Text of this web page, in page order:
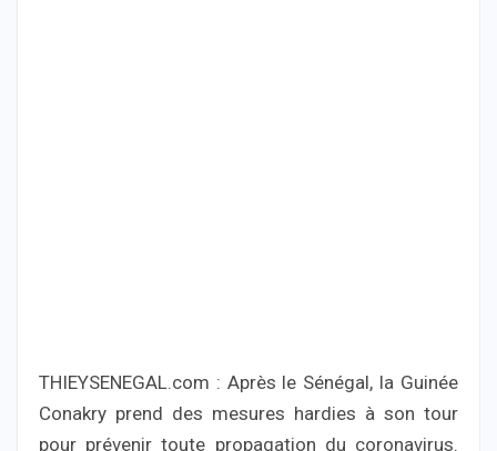
THIEYSENEGAL.com : Après le Sénégal, la Guinée
Conakry prend des mesures hardies à son tour
pour prévenir toute propagation du coronavirus.